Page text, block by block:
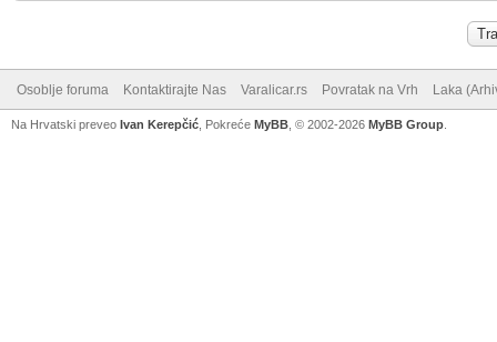
Osoblje foruma Kontaktirajte Nas Varalicar.rs Povratak na Vrh Laka
Na Hrvatski preveo Ivan Kerepčić , Pokreće MyBB , © 2002-2026 MyBB Group